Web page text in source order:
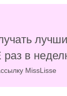
раз в
MissLisse